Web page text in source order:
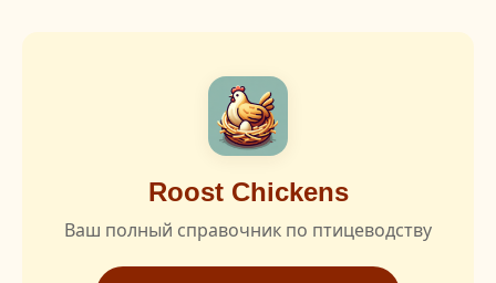
Roost Chickens
Ваш полный справочник по птицеводству